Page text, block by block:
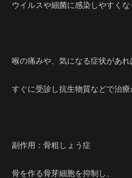
ウイルスや細菌に感染しやすくな
喉の痛みや、気になる症状があれ
すぐに受診し抗生物質などで治療
副作用：骨粗しょう症
骨を作る骨芽細胞を抑制し、